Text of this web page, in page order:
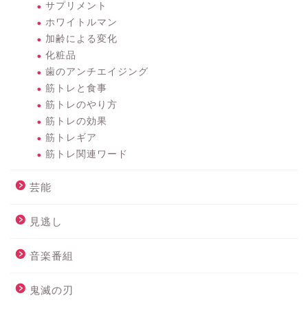
サプリメント
ホワイトルマン
加齢による変化
化粧品
歯のアンチエイジング
筋トレと食事
筋トレのやり方
筋トレの効果
筋トレギア
筋トレ関連ワード
芸能
見逃し
音楽番組
鬼滅の刃